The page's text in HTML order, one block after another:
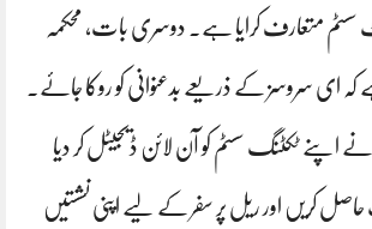
سسٹم متعارف کرایا ہے۔ دوسری بات، محکمہ
ای سروسز کے ذریعے بدعنوانی کو روکا جائے۔
ٹکٹنگ سسٹم کو آن لائن ڈیجیٹل کر دیا
کریں اور ریل پر سفر کے لیے اپنی نشستیں